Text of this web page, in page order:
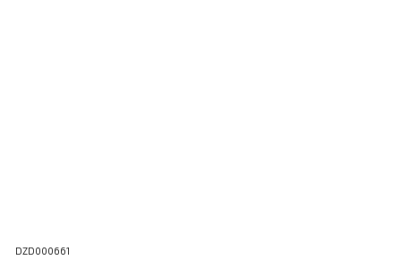
DZD000661